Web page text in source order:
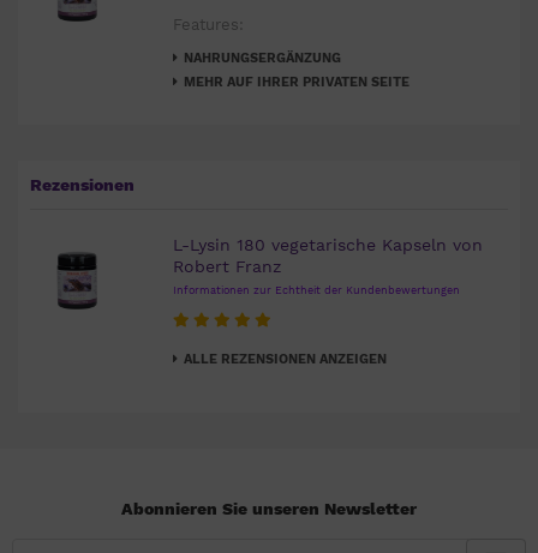
Features:
NAHRUNGSERGÄNZUNG
MEHR AUF IHRER PRIVATEN SEITE
Rezensionen
L-Lysin 180 vegetarische Kapseln von
Robert Franz
Informationen zur Echtheit der Kundenbewertungen
ALLE REZENSIONEN ANZEIGEN
Abonnieren Sie unseren Newsletter